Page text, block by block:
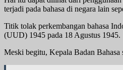
terjadi pada bahasa di negara lain
Titik tolak perkembangan bahasa
(UUD) 1945 pada 18 Agustus 1945.
Meski begitu, Kepala Badan Bahasa